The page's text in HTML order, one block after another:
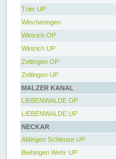
Trier UP
Wincheringen
Wintrich OP
Wintrich UP
Zeltingen OP
Zeltingen UP
MALZER KANAL
LIEBENWALDE OP
LIEBENWALDE UP
NECKAR
Aldingen Schleuse UP
Beihingen Wehr UP